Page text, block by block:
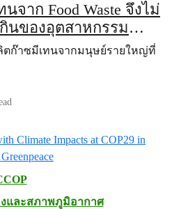
จาก Food Waste จึงไม่
นของอุตสาหกรรม
ตก๊าซมีเทนจากมนุษย์รายใหญ่ที่
งและสภาพภูมิอากาศ